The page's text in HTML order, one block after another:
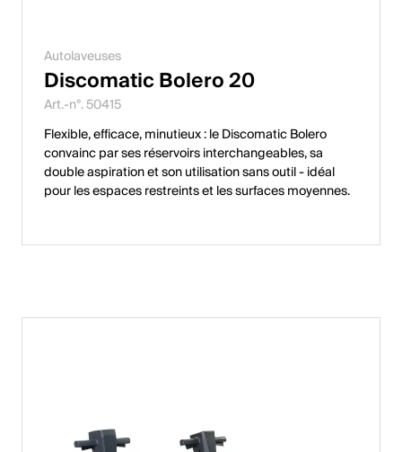
Autolaveuses
Discomatic Bolero 20
Art.-n°. 50415
Flexible, efficace, minutieux : le Discomatic Bolero
convainc par ses réservoirs interchangeables, sa
double aspiration et son utilisation sans outil - idéal
pour les espaces restreints et les surfaces moyennes.